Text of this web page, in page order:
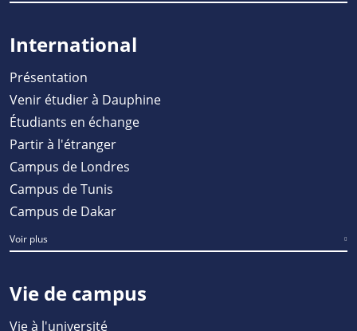
International
Présentation
Venir étudier à Dauphine
Étudiants en échange
Partir à l'étranger
Campus de Londres
Campus de Tunis
Campus de Dakar
Voir plus
Vie de campus
Vie à l'université